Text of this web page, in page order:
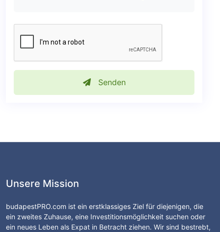
Senden
Unsere Mission
budapestPRO.com ist ein erstklassiges Ziel für diejenigen, die
ein zweites Zuhause, eine Investitionsmöglichkeit suchen oder
ein neues Leben als Expat in Betracht ziehen. Wir sind bestrebt,